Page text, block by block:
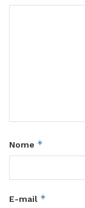
Nome *
E-mail *